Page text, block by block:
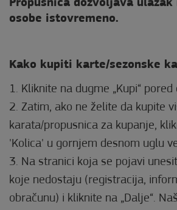
Propusnica dozvoljava
osobe istovremeno.
Kako kupiti karte/sezonske
1. Kliknite na dugme „Kupi“
2. Zatim, ako ne želite da kupite
karata/propusnica za kupanje,
'Kolica' u gornjem desnom uglu
3. Na stranici koja se pojavi
koje nedostaju (registracija,
obračunu) i kliknite na „Dalje“.